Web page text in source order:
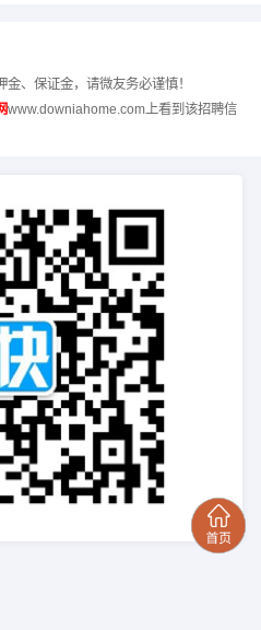
、保证金，请微友务必谨慎！
www.downiahome.com上看到该招聘信